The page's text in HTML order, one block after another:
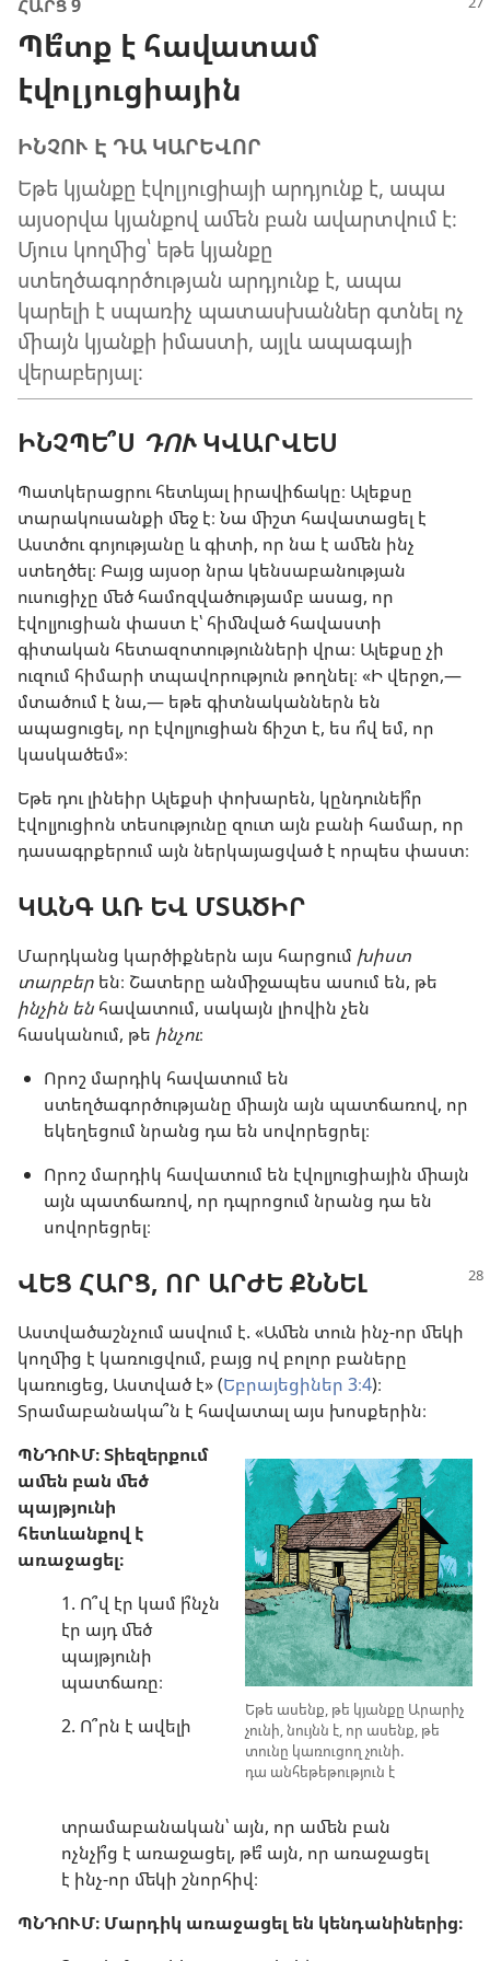
ՀԱՐՑ 9
Պե՞տք է հավատամ
էվոլյուցիային
ԻՆՉՈՒ Է ԴԱ ԿԱՐԵՎՈՐ
Եթե կյանքը էվոլյուցիայի արդյունք է, ապա
այսօրվա կյանքով ամեն բան ավարտվում է։
Մյուս կողմից՝ եթե կյանքը
ստեղծագործության արդյունք է, ապա
կարելի է սպառիչ պատասխաններ գտնել ոչ
միայն կյանքի իմաստի, այլև ապագայի
վերաբերյալ։
ԻՆՉՊԵ՞Ս ԴՈՒԿՎԱՐՎԵՍ
Պատկերացրու հետևյալ իրավիճակը։ Ալեքսը
տարակուսանքի մեջ է։ Նա միշտ հավատացել է
Աստծու գոյությանը և գիտի, որ նա է ամեն ինչ
ստեղծել։ Բայց այսօր նրա կենսաբանության
ուսուցիչը մեծ համոզվածությամբ ասաց, որ
էվոլյուցիան փաստ է՝ հիմնված հավաստի
գիտական հետազոտությունների վրա։ Ալեքսը չի
ուզում հիմարի տպավորություն թողնել։ «Ի վերջո,—
մտածում է նա,— եթե գիտնականներն են
ապացուցել, որ էվոլյուցիան ճիշտ է, ես ո՞վ եմ, որ
կասկածեմ»։
Եթե դու լինեիր Ալեքսի փոխարեն, կընդունեի՞ր
էվոլյուցիոն տեսությունը զուտ այն բանի համար, որ
դասագրքերում այն ներկայացված է որպես փաստ։
ԿԱՆԳ ԱՌ ԵՎ ՄՏԱԾԻՐ
Մարդկանց կարծիքներն այս հարցում խիստ
տարբեր են։ Շատերը անմիջապես ասում են, թե
ինչին են հավատում, սակայն լիովին չեն
հասկանում, թե ինչու։
Որոշ մարդիկ հավատում են
ստեղծագործությանը միայն այն պատճառով, որ
եկեղեցում նրանց դա են սովորեցրել։
Որոշ մարդիկ հավատում են էվոլյուցիային միայն
այն պատճառով, որ դպրոցում նրանց դա են
սովորեցրել։
ՎԵՑ ՀԱՐՑ, ՈՐ ԱՐԺԵ ՔՆՆԵԼ
Աստվածաշնչում ասվում է. «Ամեն տուն ինչ-որ մեկի
կողմից է կառուցվում, բայց ով բոլոր բաները
կառուցեց, Աստված է» (Եբրայեցիներ 3։4)։
Տրամաբանակա՞ն է հավատալ այս խոսքերին։
Եթե ասենք, թե կյանքը Արարիչ
չունի, նույնն է, որ ասենք, թե
տունը կառուցող չունի.
դա անհեթեթություն է
ՊՆԴՈՒՄ։ Տիեզերքում
ամեն բան մեծ
պայթյունի
հետևանքով է
առաջացել։
1. Ո՞վ էր կամ ի՞նչն
էր այդ մեծ
պայթյունի
պատճառը։
2. Ո՞րն է ավելի
տրամաբանական՝ այն, որ ամեն բան
ոչնչի՞ց է առաջացել, թե՞ այն, որ առաջացել
է ինչ-որ մեկի շնորհիվ։
ՊՆԴՈՒՄ։ Մարդիկ առաջացել են կենդանիներից։